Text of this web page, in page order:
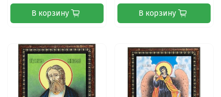
В корзину В корзину